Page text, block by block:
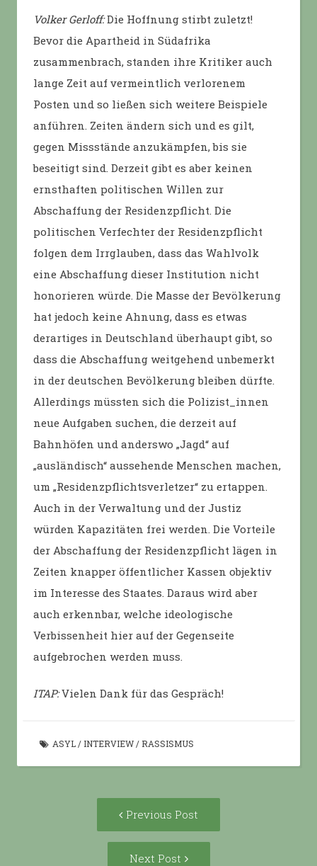
Volker Gerloff:Die Hoffnung stirbt zuletzt!
Bevor die Apartheid in Südafrika
zusammenbrach, standen ihre Kritiker auch
lange Zeit auf vermeintlich verlorenem
Posten und so ließen sich weitere Beispiele
anführen. Zeiten ändern sich und es gilt,
gegen Missstände anzukämpfen, bis sie
beseitigt sind. Derzeit gibt es aber keinen
ernsthaften politischen Willen zur
Abschaffung der Residenzpflicht. Die
politischen Verfechter der Residenzpflicht
folgen dem Irrglauben, dass das Wahlvolk
eine Abschaffung dieser Institution nicht
honorieren würde. Die Masse der Bevölkerung
hat jedoch keine Ahnung, dass es etwas
derartiges in Deutschland überhaupt gibt, so
dass die Abschaffung weitgehend unbemerkt
in der deutschen Bevölkerung bleiben dürfte.
Allerdings müssten sich die Polizist_innen
neue Aufgaben suchen, die derzeit auf
Bahnhöfen und anderswo „Jagd“ auf
„ausländisch“ aussehende Menschen machen,
um „Residenzpflichtsverletzer“ zu ertappen.
Auch in der Verwaltung und der Justiz
würden Kapazitäten frei werden. Die Vorteile
der Abschaffung der Residenzpflicht lägen in
Zeiten knapper öffentlicher Kassen objektiv
im Interesse des Staates. Daraus wird aber
auch erkennbar, welche ideologische
Verbissenheit hier auf der Gegenseite
aufgebrochen werden muss.
ITAP:Vielen Dank für das Gespräch!
ASYL/ INTERVIEW/ RASSISMUS
Previous Post
post:
Next Post